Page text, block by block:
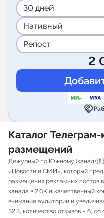
30 дней
Нативный
Репост
2
handshake
Каталог
размещений
Дежурный по Южному (канал)
«Новости и СМИ», который
размещения рекламных постов
канала в 2.0K и качественный
внимание аудитории и
32.3, количество отзывов – 6,